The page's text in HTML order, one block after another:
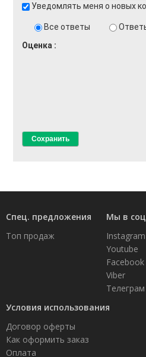
Уведомлять меня о новых
Все ответы
Оценка
Спец. предложения
Топ продаж
Мы в
Instagram
Youtube
Facebook
Viber
Телеграм
Условия использования
Договор оферты
Как оформить заказ
Оплата